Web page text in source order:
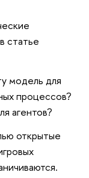
статье
модель для
процессов?
агентов?
открытые